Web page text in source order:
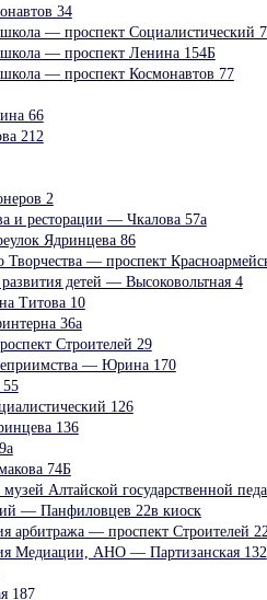
34
— проспект Социалистический
— проспект Ленина 154Б
— проспект Космонавтов 77
66
212
2
и ресторации — Чкалова 57а
Ядринцева 86
— проспект
детей — Высоковольтная 4
Титова 10
36а
Строителей 29
— Юрина 170
126
136
74Б
музей Алтайской государственной
— Панфиловцев 22в киоск
арбитража — проспект Строителей 22
Медиации, АНО — Партизанская 132
187